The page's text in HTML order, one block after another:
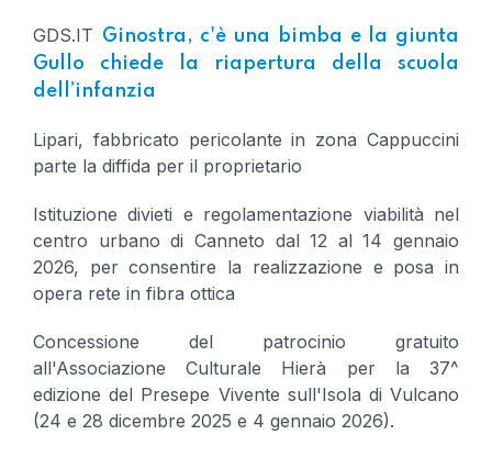
GDS.IT Ginostra, c'è una bimba e la giunta
Gullo chiede la riapertura della scuola
dell’infanzia
Lipari, fabbricato pericolante in zona Cappuccini
parte la diffida per il proprietario
Istituzione divieti e regolamentazione viabilità nel
centro urbano di Canneto dal 12 al 14 gennaio
2026, per consentire la realizzazione e posa in
opera rete in fibra ottica
Concessione del patrocinio gratuito
all'Associazione Culturale Hierà per la 37^
edizione del Presepe Vivente sull'Isola di Vulcano
(24 e 28 dicembre 2025 e 4 gennaio 2026).